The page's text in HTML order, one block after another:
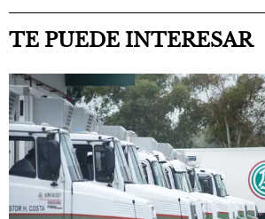
TE PUEDE INTERESAR